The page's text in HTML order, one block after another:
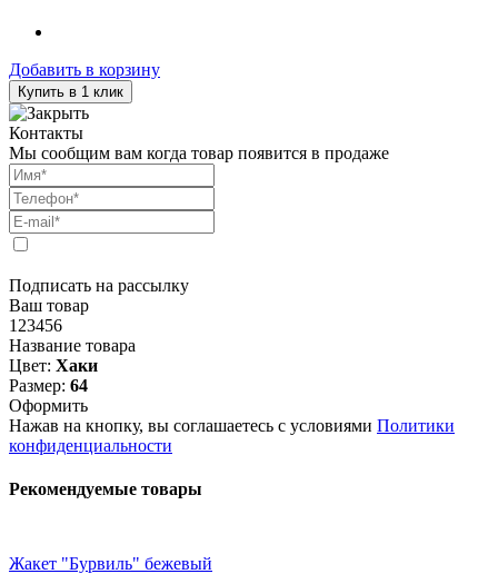
Добавить в корзину
Купить в 1 клик
Контакты
Мы сообщим вам когда товар появится в продаже
Подписать на рассылку
Ваш товар
123456
Название товара
Цвет: Хаки
Размер: 64
Оформить
Нажав на кнопку, вы соглашаетесь с условиями Политики
конфиденциальности
Рекомендуемые товары
Жакет "Бурвиль" бежевый